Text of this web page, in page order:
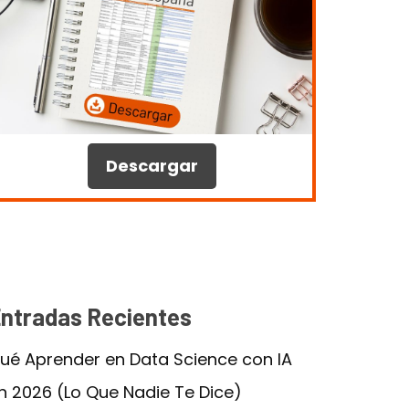
Descargar
Recientes
Aprender en Data Science con IA
2026 (Lo Que Nadie Te Dice)